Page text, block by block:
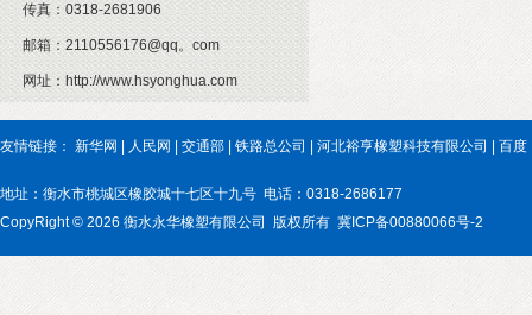
传真： 0318-2681906
邮箱： 2110556176@qq。com
网址： http://www.hsyonghua.com
友情链接： 新华网 人民网 交通部 铁路总公司 河北裕亨橡塑科技有限公司 百度
地址：衡水市桃城区橡胶城十七区十九号 电话：0318-2686177
CopyRight © 2026 衡水永华橡塑有限公司 版权所有 冀ICP备00880066号-2